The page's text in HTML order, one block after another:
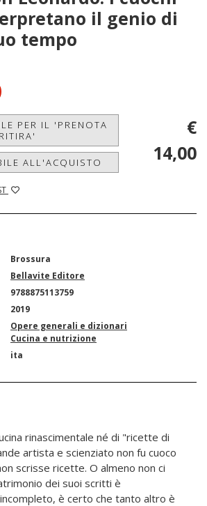
il genio di
tempo
PER IL 'PRENOTA
ALL'ACQUISTO
€
14,00
Brossura
Bellavite Editore
9788875113759
2019
Opere generali e dizionari
Cucina e nutrizione
ita
rinascimentale né di "ricette di
artista e scienziato non fu cuoco
scrisse ricette. O almeno non ci
dei suoi scritti è
è certo che tanto altro è